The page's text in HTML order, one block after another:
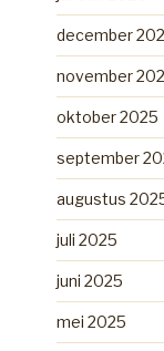
december
november
oktober 2025
september
augustus
juli 2025
juni 2025
mei 2025